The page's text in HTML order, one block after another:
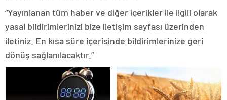
“Yayınlanan tüm haber ve diğer içerikler ile ilgili olarak
yasal bildirimlerinizi bize iletişim sayfası üzerinden
iletiniz. En kısa süre içerisinde bildirimlerinize geri
dönüş sağlanılacaktır.”